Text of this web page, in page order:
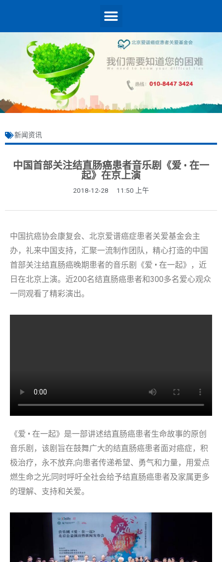
新闻资讯
中国首部关注结直肠癌患者音乐剧《爱 • 在一
起》在京上演
2018-12-28 11:50 上午
中国抗癌协会康复会、北京爱谱癌症患者关爱基金会主
办，礼来中国支持，汇聚一流制作团队，精心打造的中国
首部关注结直肠癌晚期患者的音乐剧《爱 • 在一起》，近
日在北京上演。近200名结直肠癌患者和300多名爱心观众
一同观看了精彩演出。
《爱 • 在一起》是一部讲述结直肠癌患者生命故事的原创
音乐剧，该剧旨在鼓舞广大的结直肠癌患者面对癌症，积
极治疗，永不放弃;向患者传递希望、勇气和力量，用爱点
燃生命之光;同时呼吁全社会给予结直肠癌患者及家属更多
的理解、支持和关爱。